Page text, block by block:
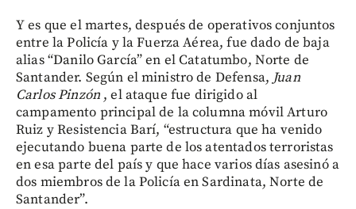
Y es que el martes, después de operativos conjuntos
entre la Policía y la Fuerza Aérea, fue dado de baja
alias “Danilo García” en el Catatumbo, Norte de
Santander. Según el ministro de Defensa, Juan
Carlos Pinzón, el ataque fue dirigido al
campamento principal de la columna móvil Arturo
Ruiz y Resistencia Barí, “estructura que ha venido
ejecutando buena parte de los atentados terroristas
en esa parte del país y que hace varios días asesinó a
dos miembros de la Policía en Sardinata, Norte de
Santander”.